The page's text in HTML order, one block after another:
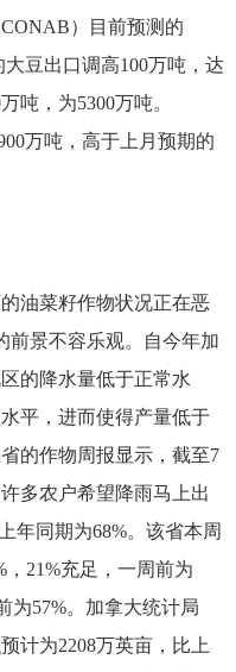
）目前预测的
豆出口调高100万吨，达
吨，为5300万吨。
万吨，高于上月预期的
油菜籽作物状况正在恶
前景不容乐观。自今年加
的降水量低于正常水
平，进而使得产量低于
的作物周报显示，截至7
多农户希望降雨马上出
年同期为68%。该省本周
21%充足，一周前为
为57%。加拿大统计局
计为2208万英亩，比上